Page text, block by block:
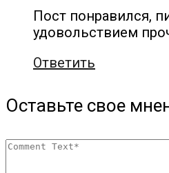
Пост понравился,
удовольствием
Ответить
Оставьте свое